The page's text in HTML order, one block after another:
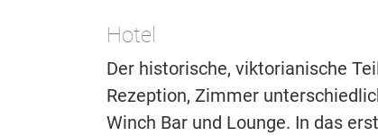
Hotel
Der historische, viktorianische
Rezeption, Zimmer
Winch Bar und Lounge. In das